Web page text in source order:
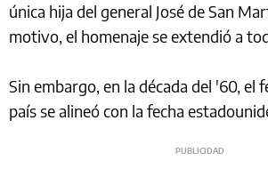
única hija del general José de San
motivo, el homenaje se extendió a
Sin embargo, en la década del '60, el
país se alineó con la fecha